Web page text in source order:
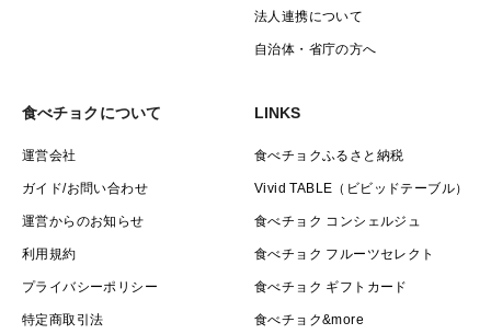
法人連携について
自治体・省庁の方へ
食べチョクについて
運営会社
ガイド/お問い合わせ
運営からのお知らせ
利用規約
プライバシーポリシー
特定商取引法
LINKS
食べチョクふるさと納税
Vivid TABLE（ビビッドテーブル）
食べチョク コンシェルジュ
食べチョク フルーツセレクト
食べチョク ギフトカード
食べチョク&more